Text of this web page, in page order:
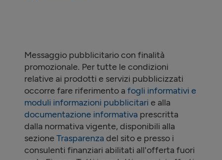
Messaggio pubblicitario con finalità
promozionale. Per tutte le condizioni
relative ai prodotti e servizi pubblicizzati
occorre fare riferimento afogli informativi e
moduli informazioni pubblicitari e alla
documentazione informativa prescritta
dalla normativa vigente, disponibili alla
sezioneTrasparenza del sito e presso i
consulenti finanziari abilitati all'offerta fuori